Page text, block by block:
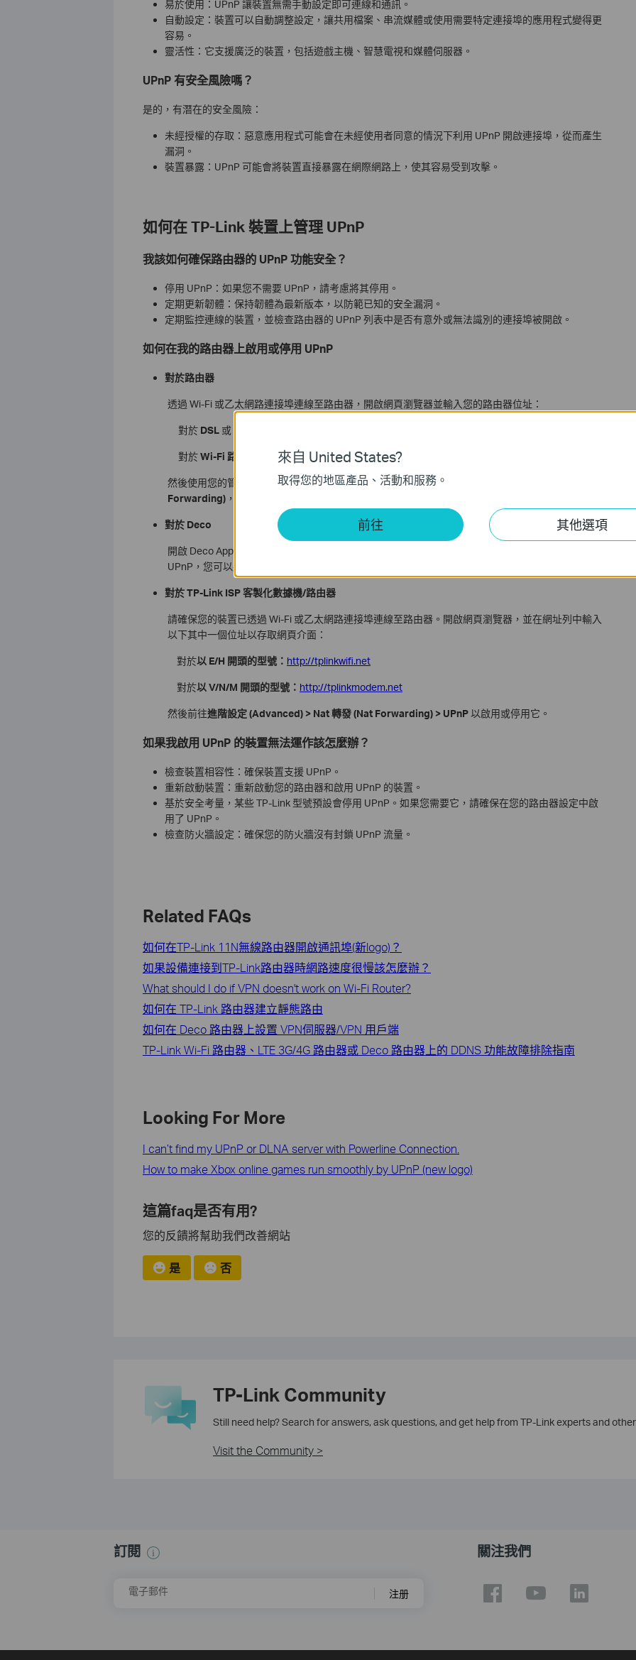
易於使用：UPnP 讓裝置無需手動設定即可連線和通訊。
自動設定：裝置可以自動調整設定，讓共用檔案、串流媒體或使用需要特定連接埠的應用程式變得更
容易。
靈活性：它支援廣泛的裝置，包括遊戲主機、智慧電視和媒體伺服器。
UPnP 有安全風險嗎？
是的，有潛在的安全風險：
未經授權的存取：惡意應用程式可能會在未經使用者同意的情況下利用 UPnP 開啟連接埠，從而產生
漏洞。
裝置暴露：UPnP 可能會將裝置直接暴露在網際網路上，使其容易受到攻擊。
如何在 TP-Link 裝置上管理 UPnP
我該如何確保路由器的 UPnP 功能安全？
停用 UPnP：如果您不需要 UPnP，請考慮將其停用。
定期更新韌體：保持韌體為最新版本，以防範已知的安全漏洞。
定期監控連線的裝置，並檢查路由器的 UPnP 列表中是否有意外或無法識別的連接埠被開啟。
如何在我的路由器上啟用或停用 UPnP
對於路由器
透過 Wi-Fi 或乙太網路連接埠連線至路由器，開啟網頁瀏覽器並輸入您的路由器位址：
對於 DSL或
對於Wi-Fi 路由器 http://tplinkwifi.net
然後使用您的管理員使用者名稱和密碼登入。前往進階設定 (Advanced) > NAT 轉發 (NAT
Forwarding)，然後找到
對於 Deco
開啟 Deco App，前往「更多 (More) > 進階設定 (Advanced) > NAT 轉發 (NAT forwarding)」，找到
UPnP，您可以將其啟用或停用。
對於 TP-Link ISP 客製化數據機/路由器
請確保您的裝置已透過 Wi-Fi 或乙太網路連接埠連線至路由器。開啟網頁瀏覽器，並在網址列中輸入
以下其中一個位址以存取網頁介面：
對於以 E/H 開頭的型號： http://tplinkwifi.net
對於以 V/N/M 開頭的型號： http://tplinkmodem.net
然後前往進階設定 (Advanced) > Nat 轉發 (Nat Forwarding) > UPnP以啟用或停用它。
如果我啟用 UPnP 的裝置無法運作該怎麼辦？
檢查裝置相容性：確保裝置支援 UPnP。
重新啟動裝置：重新啟動您的路由器和啟用 UPnP 的裝置。
基於安全考量，某些 TP-Link 型號預設會停用 UPnP。如果您需要它，請確保在您的路由器設定中啟
用了 UPnP。
檢查防火牆設定：確保您的防火牆沒有封鎖 UPnP 流量。
Related FAQs
如何在TP-Link 11N無線路由器開啟通訊埠(新logo)？
如果設備連接到TP-Link路由器時網路速度很慢該怎麼辦？
What should I do if VPN doesn't work on Wi-Fi Router?
如何在 TP-Link 路由器建立靜態路由
如何在 Deco 路由器上設置 VPN伺服器/VPN 用戶端
TP-Link Wi-Fi 路由器、LTE 3G/4G 路由器或 Deco 路由器上的 DDNS 功能故障排除指南
Looking For More
I can’t find my UPnP or DLNA server with Powerline Connection.
How to make Xbox online games run smoothly by UPnP (new logo)
這篇faq是否有用?
您的反饋將幫助我們改善網站
是 否
TP-Link Community
Still need help? Search for answers, ask questions, and get help from TP-Link experts and
Visit the Community >
訂閱
電子郵件 注册
關注我們
來自 United States?
取得您的地區產品、活動和服務。
前往 其他選項